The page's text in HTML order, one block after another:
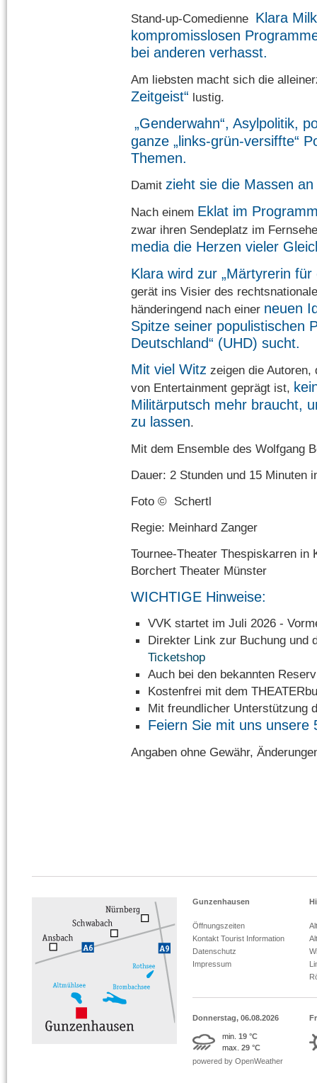
Stand-up-Comedienne Klara
kompromisslosen
bei anderen verhasst.
Am liebsten macht sich die
Zeitgeist“ lustig.
„Genderwahn“, Asylpolitik,
ganze „links-grün-versiffte“
Themen.
Damit zieht sie die Massen an
Nach einem Eklat im
zwar ihren Sendeplatz im
media die Herzen vieler
Klara wird zur „Märtyrerin für
gerät ins Visier des
händeringend nach einer neuen
Spitze seiner populistischen
Deutschland“ (UHD) sucht.
Mit viel Witz zeigen die
von Entertainment geprägt ist,
Militärputsch mehr braucht,
zu lassen.
Mit dem Ensemble des Wolfgang
Dauer: 2 Stunden und 15 Minuten
Foto © Schertl
Regie: Meinhard Zanger
Tournee-Theater Thespiskarren in
Borchert Theater Münster
WICHTIGE Hinweise:
VVK startet im Juli 2026 -
Direkter Link zur Buchung
Ticketshop
Auch bei den bekannten
Kostenfrei mit dem
Mit freundlicher Unterstützung
Feiern Sie mit uns unsere
Angaben ohne Gewähr,
Gunzenhausen
Öffnungszeiten
Kontakt Tourist Information
Datenschutz
Impressum
Donnerstag, 06.08.2026
min. 19 °C
max. 29 °C
powered by OpenWeather